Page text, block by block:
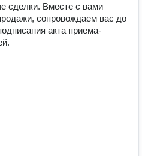
сделки. Вместе с вами
сопровождаем вас до
акта приема-